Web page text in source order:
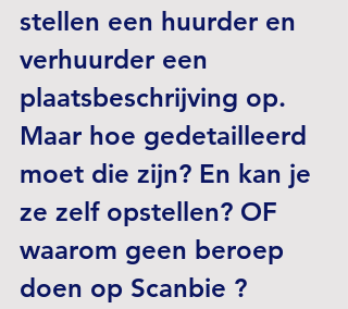
stellen een huurder en
verhuurder een
plaatsbeschrijving op.
Maar hoe gedetailleerd
moet die zijn? En kan je
ze zelf opstellen? OF
waarom geen beroep
doen op Scanbie ?